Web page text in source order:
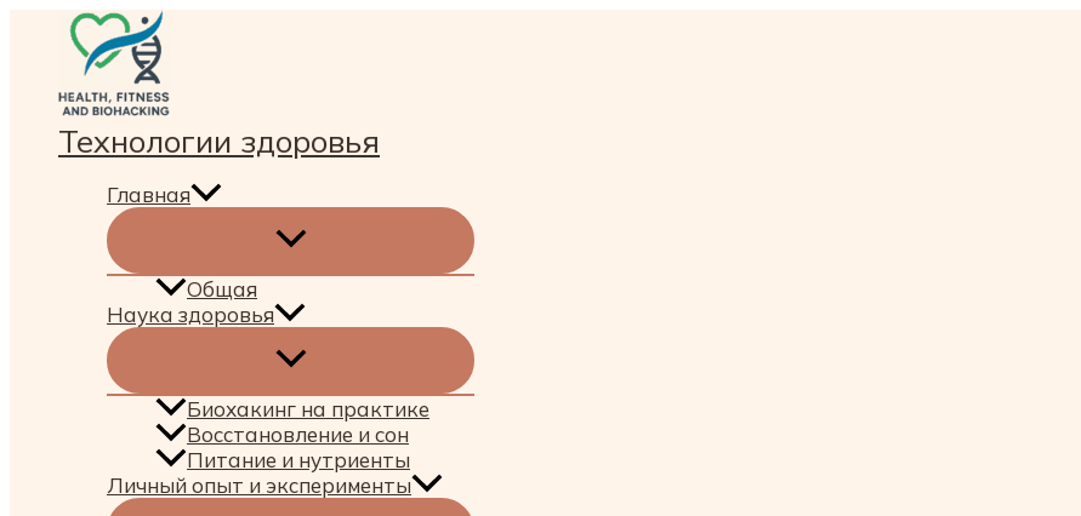
Перейти
содержимому
Технологии здоровья
Главная
Общая
Наука здоровья
Биохакинг на практике
Восстановление и сон
Питание и нутриенты
Личный опыт и эксперименты